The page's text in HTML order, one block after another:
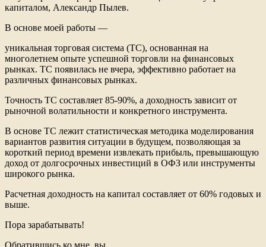
капиталом, Александр Пылев.
В основе моей работы —
уникальная торговая система (ТС), основанная на
многолетнем опыте успешной торговли на финансовых
рынках. ТС появилась не вчера, эффективно работает на
различных финансовых рынках.
Точность ТС составляет 85-90%, а доходность зависит от
рыночной волатильности и конкретного инструмента.
В основе ТС лежит статистическая методика моделирования
вариантов развития ситуации в будущем, позволяющая за
короткий период времени извлекать прибыль, превышающую
доход от долгосрочных инвестиций в ОФЗ или инструменты
широкого рынка.
Расчетная доходность на капитал составляет от 60% годовых и
выше.
Пора зарабатывать!
Обратившись ко мне, вы